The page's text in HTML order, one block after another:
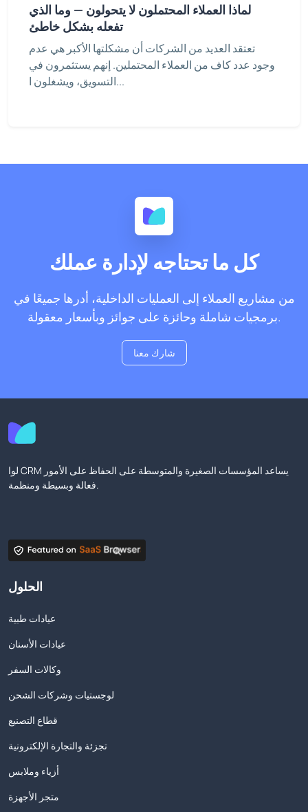
لماذا العملاء المحتملون لا يتحولون — وما الذي
تفعله بشكل خاطئ
تعتقد العديد من الشركات أن مشكلتها الأكبر هي عدم
وجود عدد كاف من العملاء المحتملين. إنهم يستثمرون في
التسويق، ويشغلون ا...
كل ما تحتاجه لإدارة عملك
من مشاريع العملاء إلى العمليات الداخلية، أدرها جميعًا في
برمجيات شاملة وحائزة على جوائز وبأسعار معقولة.
شارك معنا
لوا CRM يساعد المؤسسات الصغيرة والمتوسطة على الحفاظ على الأمور
فعالة وبسيطة ومنظمة.
الحلول
عيادات طبية
عيادات الأسنان
وكالات السفر
لوجستيات وشركات الشحن
قطاع التصنيع
تجزئة والتجارة الإلكترونية
أزياء وملابس
متجر الأجهزة